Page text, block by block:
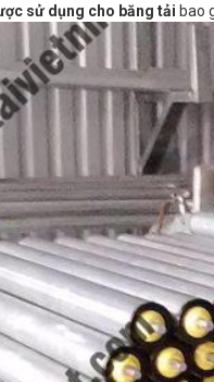
sử dụng cho băng tải bao